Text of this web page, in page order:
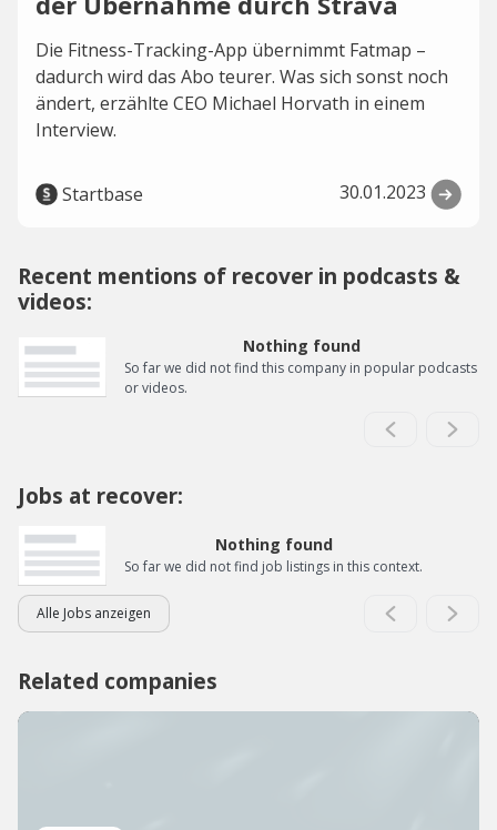
Die Fitness-Tracking-App übernimmt Fatmap –
dadurch wird das Abo teurer. Was sich sonst noch
ändert, erzählte CEO Michael Horvath in einem
Interview.
Startbase 30.01.2023
Recent mentions of recover in podcasts &
videos:
Nothing found
So far we did not find this company in popular podcasts
or videos.
Jobs at recover:
Nothing found
So far we did not find job listings in this context.
Alle Jobs anzeigen
Related companies